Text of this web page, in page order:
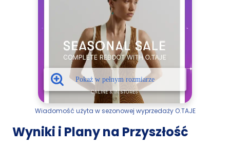
Wiadomość użyta w sezonowej wyprzedaży O.TAJE
Wyniki i Plany na Przyszłość